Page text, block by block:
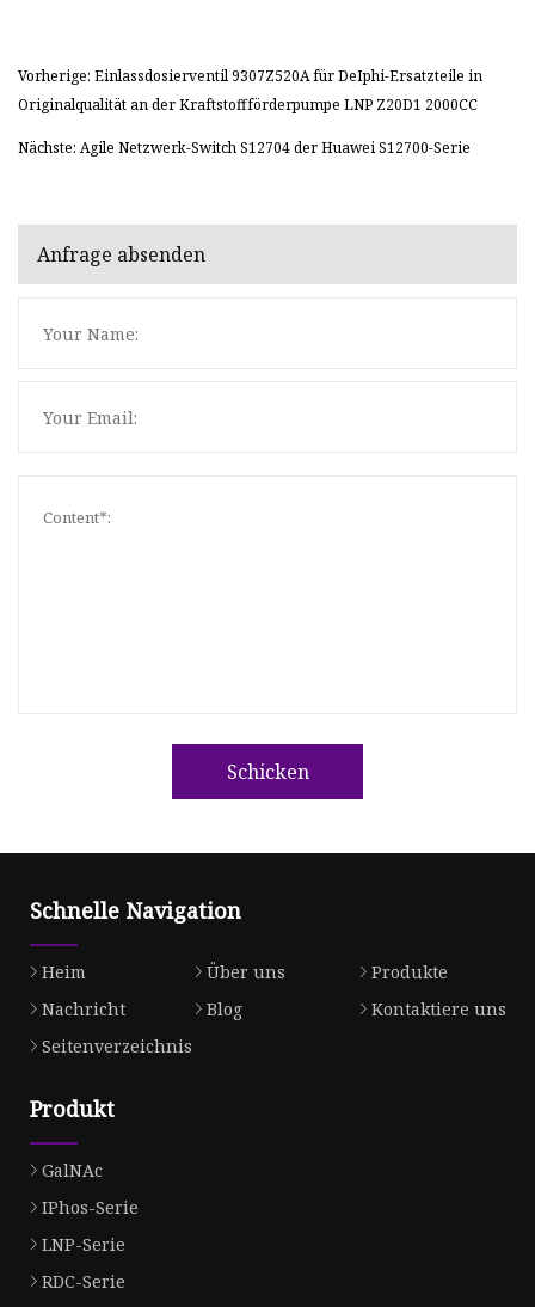
Vorherige: Einlassdosierventil 9307Z520A für DeIphi-Ersatzteile in
Originalqualität an der Kraftstoffförderpumpe LNP Z20D1 2000CC
Nächste: Agile Netzwerk-Switch S12704 der Huawei S12700-Serie
Anfrage absenden
Schicken
Schnelle Navigation
Heim Über uns
Produkte
Nachricht
Blog
Kontaktiere uns
Seitenverzeichnis
Produkt
GalNAc
IPhos-Serie
LNP-Serie
RDC-Serie